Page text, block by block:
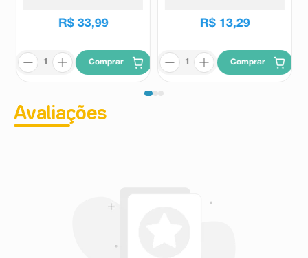
R$ 33,99
Comprar
R$ 13,29
Comprar
Avaliações